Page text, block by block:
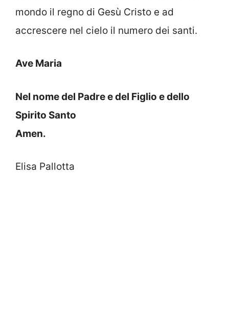
mondo il regno di Gesù Cristo e ad
accrescere nel cielo il numero dei santi.
Ave Maria
Nel nome del Padre e del Figlio e dello
Spirito Santo
Amen.
Elisa Pallotta